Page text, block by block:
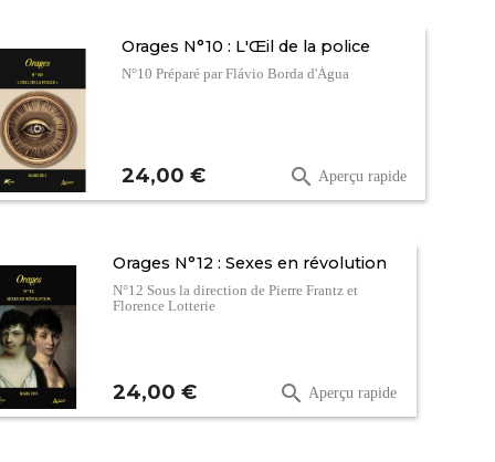
Orages N°10 : L'Œil de la police
N°10 Préparé par Flávio Borda d'Água
Prix
24,00 €  Aperçu rapide
Orages N°12 : Sexes en révolution
N°12 Sous la direction de Pierre Frantz et
Florence Lotterie
Prix
24,00 €  Aperçu rapide